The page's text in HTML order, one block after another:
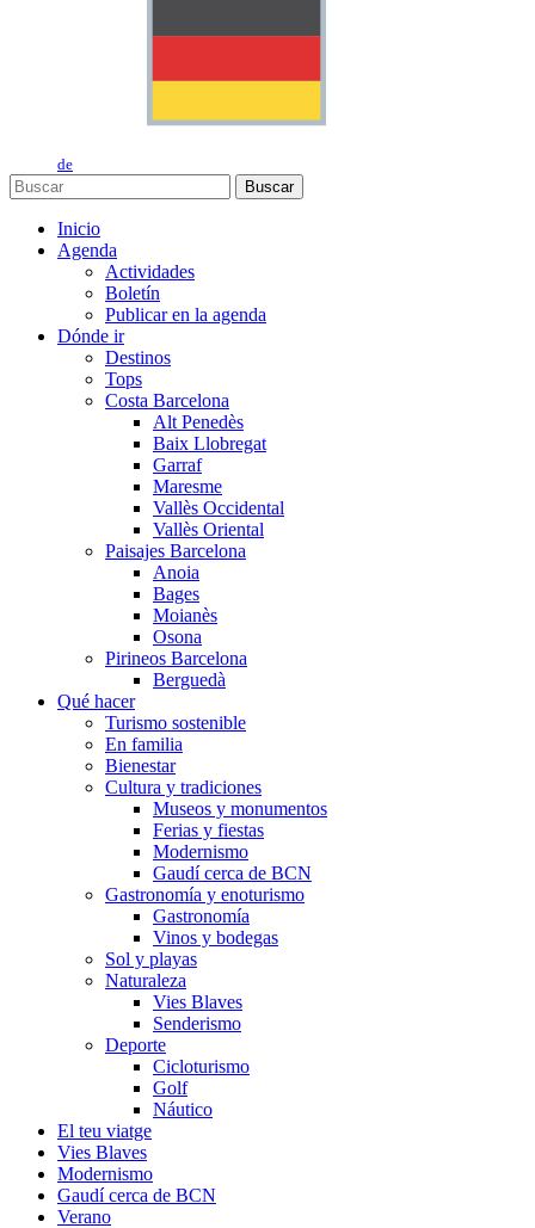
de
Buscar
Inicio
Agenda
Actividades
Boletín
Publicar en la agenda
Dónde ir
Destinos
Tops
Costa Barcelona
Alt Penedès
Baix Llobregat
Garraf
Maresme
Vallès Occidental
Vallès Oriental
Paisajes Barcelona
Anoia
Bages
Moianès
Osona
Pirineos Barcelona
Berguedà
Qué hacer
Turismo sostenible
En familia
Bienestar
Cultura y tradiciones
Museos y monumentos
Ferias y fiestas
Modernismo
Gaudí cerca de BCN
Gastronomía y enoturismo
Gastronomía
Vinos y bodegas
Sol y playas
Naturaleza
Vies Blaves
Senderismo
Deporte
Cicloturismo
Golf
Náutico
El teu viatge
Vies Blaves
Modernismo
Gaudí cerca de BCN
Verano